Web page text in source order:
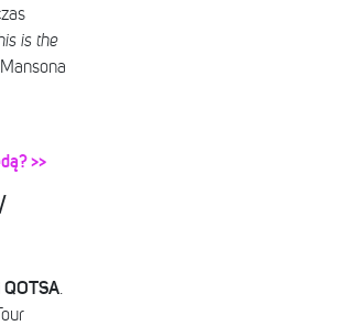
is the
>>
QOTSA.